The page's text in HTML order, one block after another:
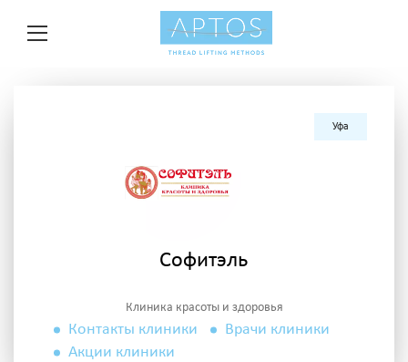
Уфа
Софитэль
Клиника красоты и здоровья
Контакты клиники
Врачи клиники
Акции клиники